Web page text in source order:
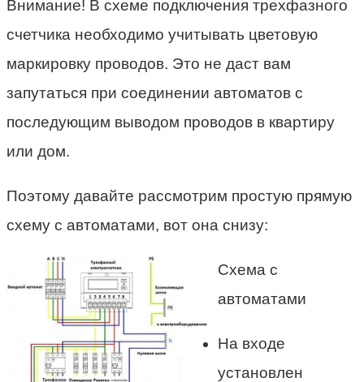
Внимание! В схеме подключения трехфазного
счетчика необходимо учитывать цветовую
маркировку проводов. Это не даст вам
запутаться при соединении автоматов с
последующим выводом проводов в квартиру
или дом.
Поэтому давайте рассмотрим простую прямую
схему с автоматами, вот она снизу:
Схема с
автоматами
На входе
установлен